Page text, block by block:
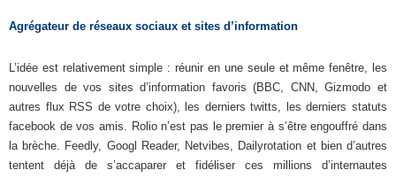
Agrégateur de réseaux sociaux et sites d’information
L’idée est relativement simple : réunir en une seule et même fenêtre, les
nouvelles de vos sites d’information favoris (BBC, CNN, Gizmodo et
autres flux RSS de votre choix), les derniers twitts, les derniers statuts
facebook de vos amis. Rolio n’est pas le premier à s’être engouffré dans
la brèche. Feedly, Googl Reader, Netvibes, Dailyrotation et bien d’autres
tentent déjà de s’accaparer et fidéliser ces millions d’internautes